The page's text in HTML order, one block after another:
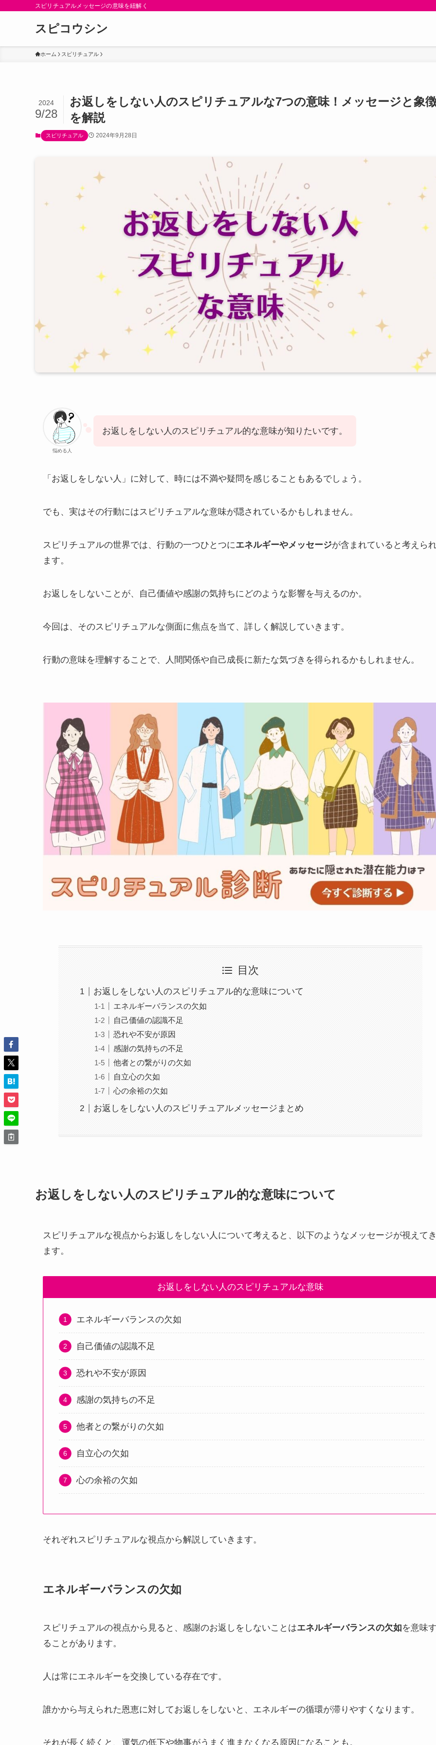
スピリチュアルメッセージの意味を紐解く
スピコウシン
ホーム スピリチュアル
お返しをしない人のスピリチュアルな7つの意味！メッセージと象
を解説
2024
9/28
スピリチュアル 2024年9月28日
悩める人
お返しをしない人のスピリチュアル的な意味が知りたいです。
「お返しをしない人」に対して、時には不満や疑問を感じることもあるでしょう。
でも、実はその行動にはスピリチュアルな意味が隠されているかもしれません。
スピリチュアルの世界では、行動の一つひとつにエネルギーやメッセージが含まれていると考えら
ます。
お返しをしないことが、自己価値や感謝の気持ちにどのような影響を与えるのか。
今回は、そのスピリチュアルな側面に焦点を当て、詳しく解説していきます。
行動の意味を理解することで、人間関係や自己成長に新たな気づきを得られるかもしれません。
目次
お返しをしない人のスピリチュアル的な意味について
エネルギーバランスの欠如
自己価値の認識不足
恐れや不安が原因
感謝の気持ちの不足
他者との繋がりの欠如
自立心の欠如
心の余裕の欠如
お返しをしない人のスピリチュアルメッセージまとめ
お返しをしない人のスピリチュアル的な意味について
スピリチュアルな視点からお返しをしない人について考えると、以下のようなメッセージが視えて
ます。
お返しをしない人のスピリチュアルな意味
エネルギーバランスの欠如
自己価値の認識不足
恐れや不安が原因
感謝の気持ちの不足
他者との繋がりの欠如
自立心の欠如
心の余裕の欠如
それぞれスピリチュアルな視点から解説していきます。
エネルギーバランスの欠如
スピリチュアルの視点から見ると、感謝のお返しをしないことはエネルギーバランスの欠如を意味
ることがあります。
人は常にエネルギーを交換している存在です。
誰かから与えられた恩恵に対してお返しをしないと、エネルギーの循環が滞りやすくなります。
それが長く続くと、運気の低下や物事がうまく進まなくなる原因になることも。